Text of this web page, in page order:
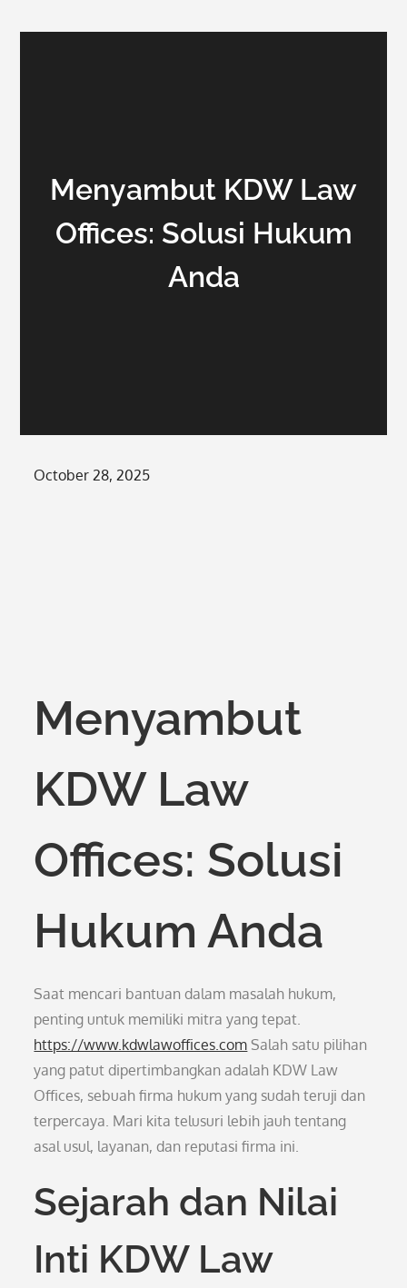
Menyambut KDW Law
Offices: Solusi Hukum
Anda
Posted
October 28, 2025
Menyambut
KDW Law
Offices: Solusi
Hukum Anda
Saat mencari bantuan dalam masalah hukum,
penting untuk memiliki mitra yang tepat.
https://www.kdwlawoffices.com Salah satu pilihan
yang patut dipertimbangkan adalah KDW Law
Offices, sebuah firma hukum yang sudah teruji dan
terpercaya. Mari kita telusuri lebih jauh tentang
asal usul, layanan, dan reputasi firma ini.
Sejarah dan Nilai
Inti KDW Law